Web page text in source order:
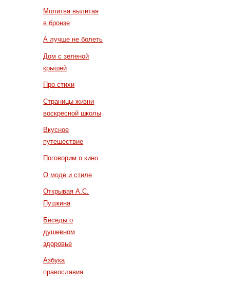
Молитва вылитая
в бронзе
А лучше не болеть
Дом с зеленой
крышей
Про стихи
Страницы жизни
воскресной школы
Вкусное
путешествие
Поговорим о кино
О моде и стиле
Открывая А.С.
Пушкина
Беседы о
душевном
здоровье
Азбука
православия